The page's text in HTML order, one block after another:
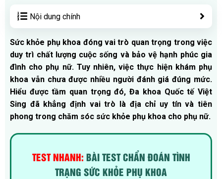
Nội dung chính
Sức khỏe phụ khoa đóng vai trò quan trọng trong việc
duy trì chất lượng cuộc sống và bảo vệ hạnh phúc gia
đình cho phụ nữ. Tuy nhiên, việc thực hiện khám phụ
khoa vẫn chưa được nhiều người đánh giá đúng mức.
Hiểu được tầm quan trọng đó, Đa khoa Quốc tế Việt
Sing đã khẳng định vai trò là địa chỉ uy tín và tiên
phong trong chăm sóc sức khỏe phụ khoa cho phụ nữ.
TEST NHANH: BÀI TEST CHẨN ĐOÁN TÌNH
TRẠNG SỨC KHỎE PHỤ KHOA